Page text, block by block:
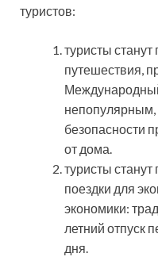
туристов:
туристы
путешествия,
непопулярным,
безопасности
от дома.
туристы станут
поездки для
экономики:
летний отпуск
дня.